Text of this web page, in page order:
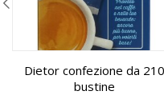
Dietor confezione da 210
bustine